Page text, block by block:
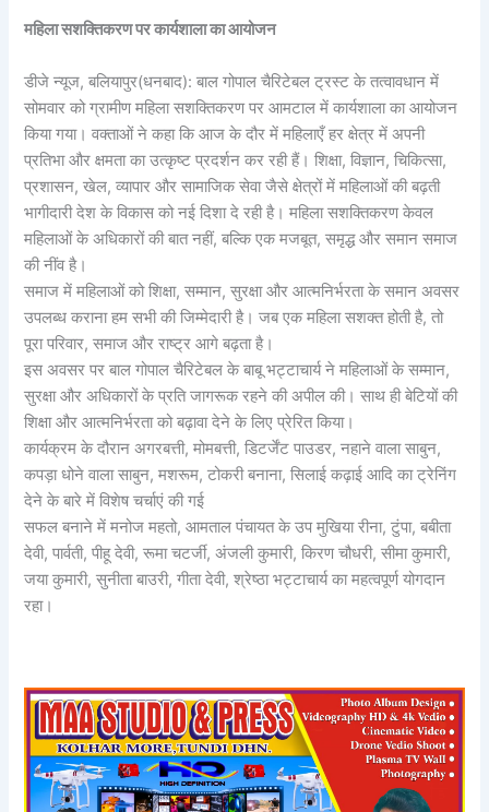
महिला सशक्तिकरण पर कार्यशाला का आयोजन
डीजे न्यूज, बलियापुर(धनबाद): बाल गोपाल चैरिटेबल ट्रस्ट के तत्वावधान में
सोमवार को ग्रामीण महिला सशक्तिकरण पर आमटाल में कार्यशाला का आयोजन
किया गया। वक्ताओं ने कहा कि आज के दौर में महिलाएँ हर क्षेत्र में अपनी
प्रतिभा और क्षमता का उत्कृष्ट प्रदर्शन कर रही हैं। शिक्षा, विज्ञान, चिकित्सा,
प्रशासन, खेल, व्यापार और सामाजिक सेवा जैसे क्षेत्रों में महिलाओं की बढ़ती
भागीदारी देश के विकास को नई दिशा दे रही है। महिला सशक्तिकरण केवल
महिलाओं के अधिकारों की बात नहीं, बल्कि एक मजबूत, समृद्ध और समान समाज
की नींव है।
समाज में महिलाओं को शिक्षा, सम्मान, सुरक्षा और आत्मनिर्भरता के समान अवसर
उपलब्ध कराना हम सभी की जिम्मेदारी है। जब एक महिला सशक्त होती है, तो
पूरा परिवार, समाज और राष्ट्र आगे बढ़ता है।
इस अवसर पर बाल गोपाल चैरिटेबल के बाबू भट्टाचार्य ने महिलाओं के सम्मान,
सुरक्षा और अधिकारों के प्रति जागरूक रहने की अपील की। साथ ही बेटियों की
शिक्षा और आत्मनिर्भरता को बढ़ावा देने के लिए प्रेरित किया।
कार्यक्रम के दौरान अगरबत्ती, मोमबत्ती, डिटर्जेंट पाउडर, नहाने वाला साबुन,
कपड़ा धोने वाला साबुन, मशरूम, टोकरी बनाना, सिलाई कढ़ाई आदि का ट्रेनिंग
देने के बारे में विशेष चर्चाएं की गई
सफल बनाने में मनोज महतो, आमताल पंचायत के उप मुखिया रीना, टुंपा, बबीता
देवी, पार्वती, पीहू देवी, रूमा चटर्जी, अंजली कुमारी, किरण चौधरी, सीमा कुमारी,
जया कुमारी, सुनीता बाउरी, गीता देवी, श्रेष्ठा भट्टाचार्य का महत्वपूर्ण योगदान
रहा।